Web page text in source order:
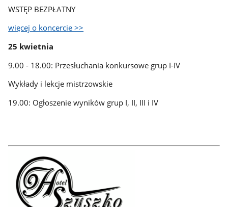
WSTĘP BEZPŁATNY
więcej o koncercie >>
25 kwietnia
9.00 - 18.00: Przesłuchania konkursowe grup I-IV
Wykłady i lekcje mistrzowskie
19.00: Ogłoszenie wyników grup I, II, III i IV